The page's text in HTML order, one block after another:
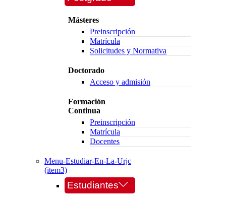
Másteres
Preinscripción
Matrícula
Solicitudes y Normativa
Doctorado
Acceso y admisión
Formación
Continua
Preinscripción
Matrícula
Docentes
Menu-Estudiar-En-La-Urjc
(item3)
Estudiantes